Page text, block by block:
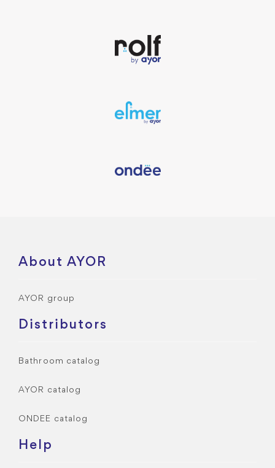
About AYOR
AYOR group
Distributors
Bathroom catalog
AYOR catalog
ONDEE catalog
Help